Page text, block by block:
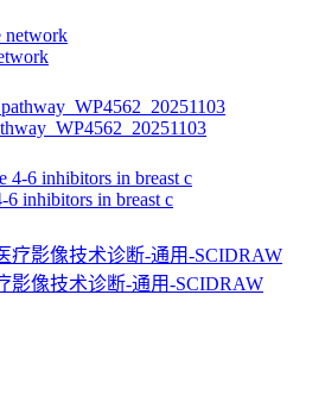
6 inhibitors in breast c
影像技术诊断-通用-SCIDRAW